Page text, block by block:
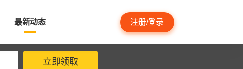
最新动态 注册/登录
立即领取